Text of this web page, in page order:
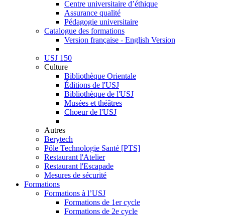
Centre universitaire d’éthique
Assurance qualité
Pédagogie universitaire
Catalogue des formations
Version française - English Version
USJ 150
Culture
Bibliothèque Orientale
Éditions de l'USJ
Bibliothèque de l'USJ
Musées et théâtres
Choeur de l'USJ
Autres
Berytech
Pôle Technologie Santé [PTS]
Restaurant l'Atelier
Restaurant l'Escapade
Mesures de sécurité
Formations
Formations à l’USJ
Formations de 1er cycle
Formations de 2e cycle